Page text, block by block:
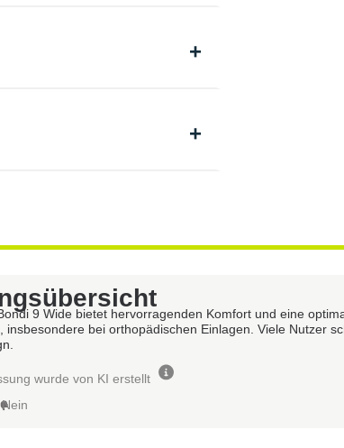
9 Wide bietet hervorragenden Komfort und eine
insbesondere bei orthopädischen Einlagen. Viele Nutzer
wurde von KI erstellt
Nein